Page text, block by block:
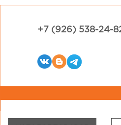
+7 (926) 538-24-